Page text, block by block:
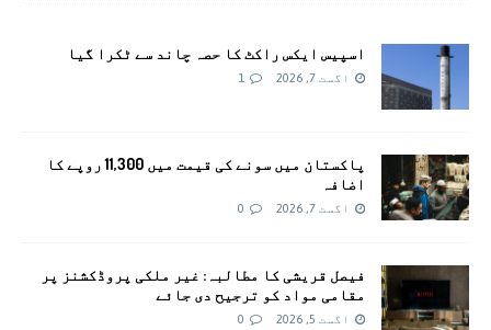
اسپیس ایکس راکٹ کا حصہ چاند سے ٹکرا گیا
اگست 7, 2026 1
پاکستان میں سونے کی قیمت میں 11,300 روپے کا
اضافہ
اگست 7, 2026 0
فیصل قریشی کا مطالبہ: غیر ملکی پروڈکشنز پر
مقامی مواد کو ترجیح دی جائے
اگست 5, 2026 0